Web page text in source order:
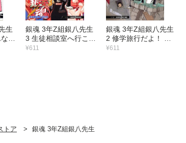
生
こ
ァ
銀魂 3年Z組銀八先生
3 生徒相談室へ行こ
う！
¥611
銀魂 3年Z組銀八先生
2 修学旅行だよ！ 全
員集合!!
¥611
トア 銀魂 3年Z組銀八先生